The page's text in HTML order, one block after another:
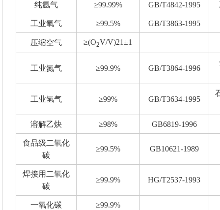
纯氩气 ≥99.99% GB/T4842-1995
工业氧气 ≥99.5% GB/T3863-1995
压缩空气 ≥(O2V/V)21±1
工业氮气 ≥99.9% GB/T3864-1996
工业氢气 ≥99% GB/T3634-1995
溶解乙炔 ≥98% GB6819-1996
食品级二氧化
碳
≥99.5% GB10621-1989
焊接用二氧化
碳
≥99.9% HG/T2537-1993
一氧化碳 ≥99.9%